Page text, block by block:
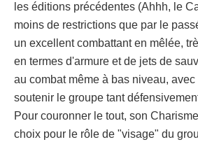
les éditions précédentes (Ahhh, le
moins de restrictions que par le
un excellent combattant en mêlée,
en termes d'armure et de jets de
au combat même à bas niveau,
soutenir le groupe tant
Pour couronner le tout, son
choix pour le rôle de "visage" du